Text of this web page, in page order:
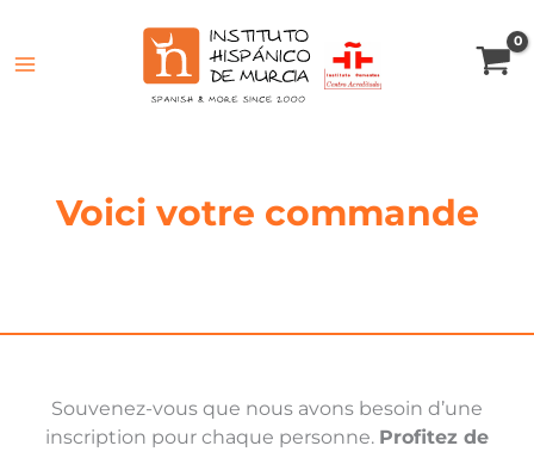
Voici votre commande
Souvenez-vous que nous avons besoin d’une
inscription pour chaque personne. Profitez de